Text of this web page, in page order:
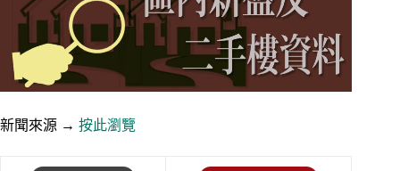
新聞來源 → 按此瀏覽